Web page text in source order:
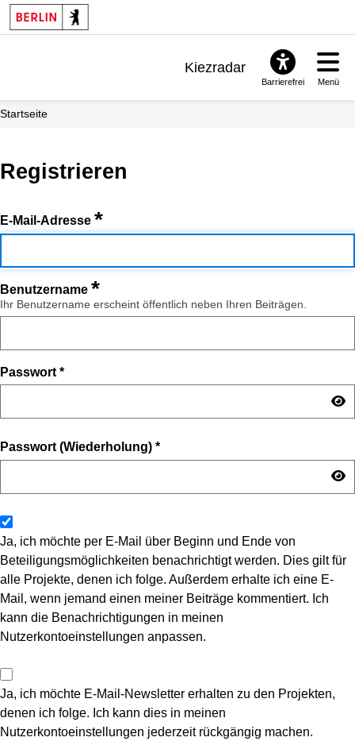
Kiezradar
Barrierefrei Menü
Startseite
Registrieren
E-Mail-Adresse *
Benutzername *
Ihr Benutzername erscheint öffentlich neben Ihren Beiträgen.
Passwort *
Passwort (Wiederholung) *
Ja, ich möchte per E-Mail über Beginn und Ende von
Beteiligungsmöglichkeiten benachrichtigt werden. Dies gilt für
alle Projekte, denen ich folge. Außerdem erhalte ich eine E-
Mail, wenn jemand einen meiner Beiträge kommentiert. Ich
kann die Benachrichtigungen in meinen
Nutzerkontoeinstellungen anpassen.
Ja, ich möchte E-Mail-Newsletter erhalten zu den Projekten,
denen ich folge. Ich kann dies in meinen
Nutzerkontoeinstellungen jederzeit rückgängig machen.